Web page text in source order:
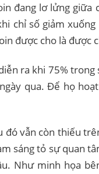
đang lơ lửng
chỉ số giảm
được cho là được
ra khi 75%
qua. Để họ
đó vẫn còn thiếu
sáng tỏ sự quan
Như minh họa